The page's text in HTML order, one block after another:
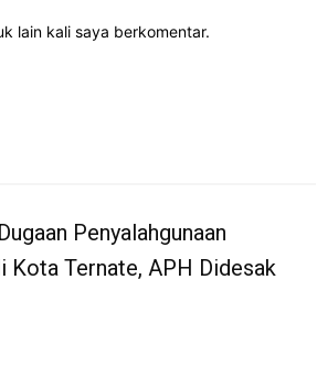
lain kali saya berkomentar.
Penyalahgunaan
Kota Ternate, APH Didesak